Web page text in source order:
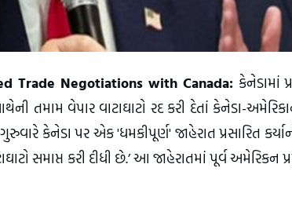
Trade Negotiations with Canada: કેનેડામાં
તમામ વેપાર વાટાઘાટો રદ કરી દેતાં કેનેડા-
કેનેડા પર એક 'ધમકીપૂર્ણ' જાહેરાત પ્રસારિત
સમાપ્ત કરી દીધી છે.’ આ જાહેરાતમાં પૂર્વ